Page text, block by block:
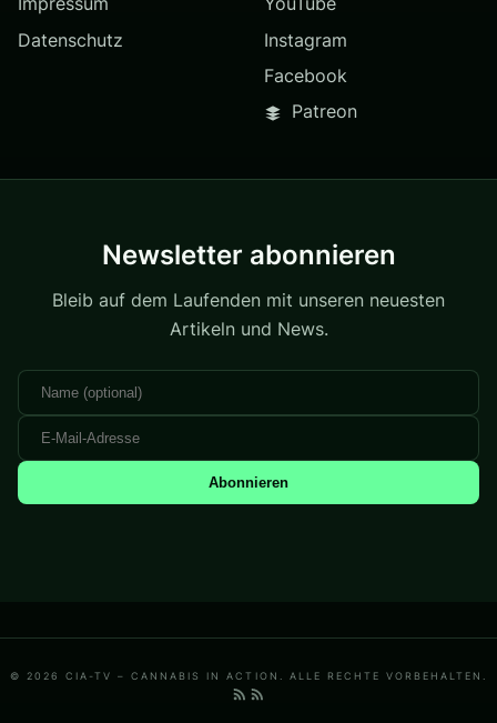
Datenschutz
Instagram
Facebook
Patreon
Newsletter abonnieren
Bleib auf dem Laufenden mit unseren neuesten
Artikeln und News.
Abonnieren
© 2026 CIA-TV – CANNABIS IN ACTION. ALLE RECHTE VORBEHALTEN.